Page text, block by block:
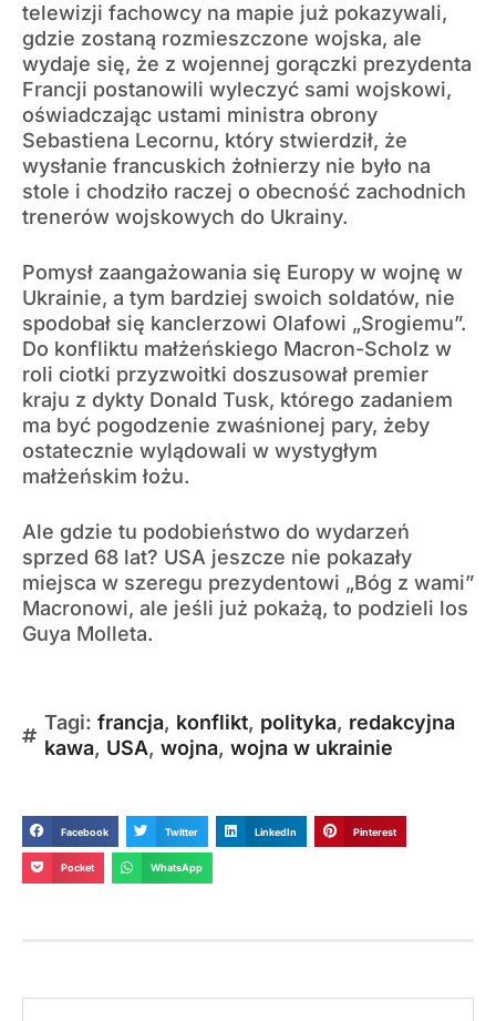
telewizji fachowcy na mapie już pokazywali,
gdzie zostaną rozmieszczone wojska, ale
wydaje się, że z wojennej gorączki prezydenta
Francji postanowili wyleczyć sami wojskowi,
oświadczając ustami ministra obrony
Sebastiena Lecornu, który stwierdził, że
wysłanie francuskich żołnierzy nie było na
stole i chodziło raczej o obecność zachodnich
trenerów wojskowych do Ukrainy.
Pomysł zaangażowania się Europy w wojnę w
Ukrainie, a tym bardziej swoich soldatów, nie
spodobał się kanclerzowi Olafowi „Srogiemu”.
Do konfliktu małżeńskiego Macron-Scholz w
roli ciotki przyzwoitki doszusował premier
kraju z dykty Donald Tusk, którego zadaniem
ma być pogodzenie zwaśnionej pary, żeby
ostatecznie wylądowali w wystygłym
małżeńskim łożu.
Ale gdzie tu podobieństwo do wydarzeń
sprzed 68 lat? USA jeszcze nie pokazały
miejsca w szeregu prezydentowi „Bóg z wami”
Macronowi, ale jeśli już pokażą, to podzieli los
Guya Molleta.
Tagi: francja, konflikt, polityka, redakcyjna
kawa, USA, wojna, wojna w ukrainie
Facebook Twitter LinkedIn Pinterest
Pocket WhatsApp